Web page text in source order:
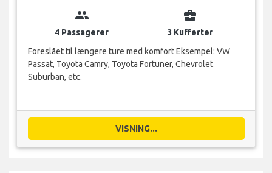
group
4 Passagerer
business_center
3 Kufferter
Foreslået til længere ture med komfort Eksempel: VW
Passat, Toyota Camry, Toyota Fortuner, Chevrolet
Suburban, etc.
VISNING...